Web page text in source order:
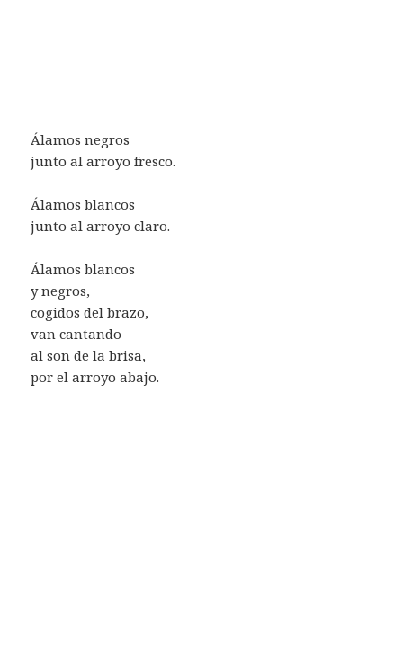
Álamos negros
junto al arroyo fresco.
Álamos blancos
junto al arroyo claro.
Álamos blancos
y negros,
cogidos del brazo,
van cantando
al son de la brisa,
por el arroyo abajo.